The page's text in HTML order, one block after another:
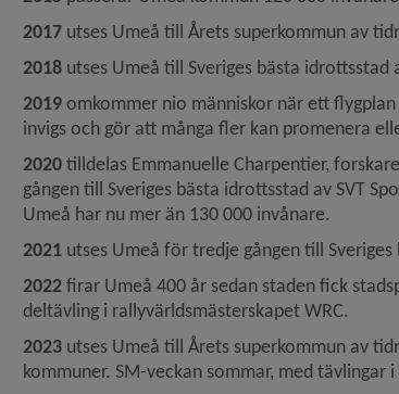
Samisk kultur
Stadshusets historia
2017 utses Umeå till Årets superkommun av
2018 utses Umeå till Sveriges bästa idrottsstad
2019 omkommer nio människor när ett
invigs och gör att många fler kan promenera
2020 tilldelas Emmanuelle Charpentier,
gången till Sveriges bästa idrottsstad av SVT
Umeå har nu mer än 130 000 invånare.
2021 utses Umeå för tredje gången till
2022 firar Umeå 400 år sedan staden fick
deltävling i rallyvärldsmästerskapet WRC.
2023 utses Umeå till Årets superkommun av
kommuner. SM-veckan sommar, med tävlingar